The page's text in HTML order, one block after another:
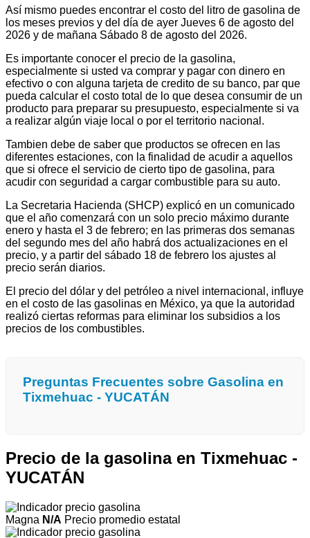
Así mismo puedes encontrar el costo del litro de gasolina de
los meses previos y del día de ayer Jueves 6 de agosto del
2026 y de mañana Sábado 8 de agosto del 2026.
Es importante conocer el precio de la gasolina,
especialmente si usted va comprar y pagar con dinero en
efectivo o con alguna tarjeta de credito de su banco, par que
pueda calcular el costo total de lo que desea consumir de un
producto para preparar su presupuesto, especialmente si va
a realizar algún viaje local o por el territorio nacional.
Tambien debe de saber que productos se ofrecen en las
diferentes estaciones, con la finalidad de acudir a aquellos
que si ofrece el servicio de cierto tipo de gasolina, para
acudir con seguridad a cargar combustible para su auto.
La Secretaria Hacienda (SHCP) explicó en un comunicado
que el año comenzará con un solo precio máximo durante
enero y hasta el 3 de febrero; en las primeras dos semanas
del segundo mes del año habrá dos actualizaciones en el
precio, y a partir del sábado 18 de febrero los ajustes al
precio serán diarios.
El precio del dólar y del petróleo a nivel internacional, influye
en el costo de las gasolinas en México, ya que la autoridad
realizó ciertas reformas para eliminar los subsidios a los
precios de los combustibles.
Preguntas Frecuentes sobre Gasolina en
Tixmehuac - YUCATÁN
Precio de la gasolina en Tixmehuac -
YUCATÁN
Magna N/A Precio promedio estatal